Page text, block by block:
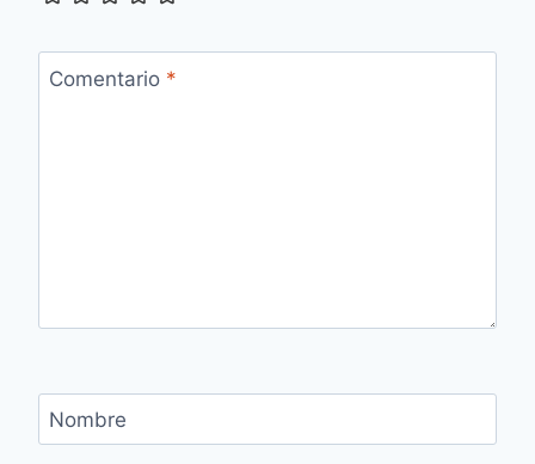
Comentario *
Nombre